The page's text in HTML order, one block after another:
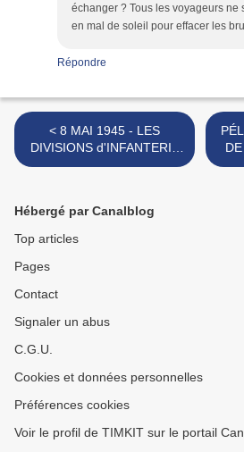
échanger ? Tous les voyageurs ne
en mal de soleil pour effacer les
Répondre
< 8 MAI 1945 - LES
DIVISIONS d'INFANTERIE
MAROCAINES ONT
JUSQU'EN AUTRICHE
Hébergé par Canalblog
Top articles
Pages
Contact
Signaler un abus
C.G.U.
Cookies et données personnelles
Préférences cookies
Voir le profil de TIMKIT sur le portail